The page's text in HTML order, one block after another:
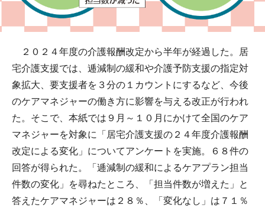
２０２４年度の介護報酬改定から半年が経過した。居
宅介護支援では、逓減制の緩和や介護予防支援の指定対
象拡大、要支援者を３分の１カウントにするなど、今後
のケアマネジャーの働き方に影響を与える改正が行われ
た。そこで、本紙では９月～１０月にかけて全国のケア
マネジャーを対象に「居宅介護支援の２４年度介護報酬
改定による変化」についてアンケートを実施。６８件の
回答が得られた。「逓減制の緩和によるケアプラン担当
件数の変化」を尋ねたところ、「担当件数が増えた」と
答えたケアマネジャーは２８％、「変化なし」は７１％